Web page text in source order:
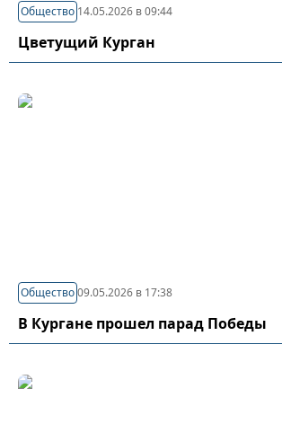
Общество 14.05.2026 в 09:44
Цветущий Курган
Общество09.05.2026 в 17:38
В Кургане прошел парад Победы